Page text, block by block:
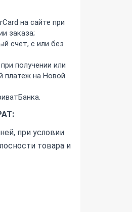
на сайте при
заказа;
счет, с или без
получении или
платеж на Новой
при условии
товара и